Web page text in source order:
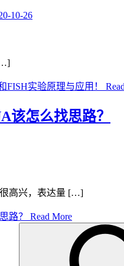
10-26
FISH实验原理与应用！
该怎么找思路？
高兴，表达量 […]
路？ Read More